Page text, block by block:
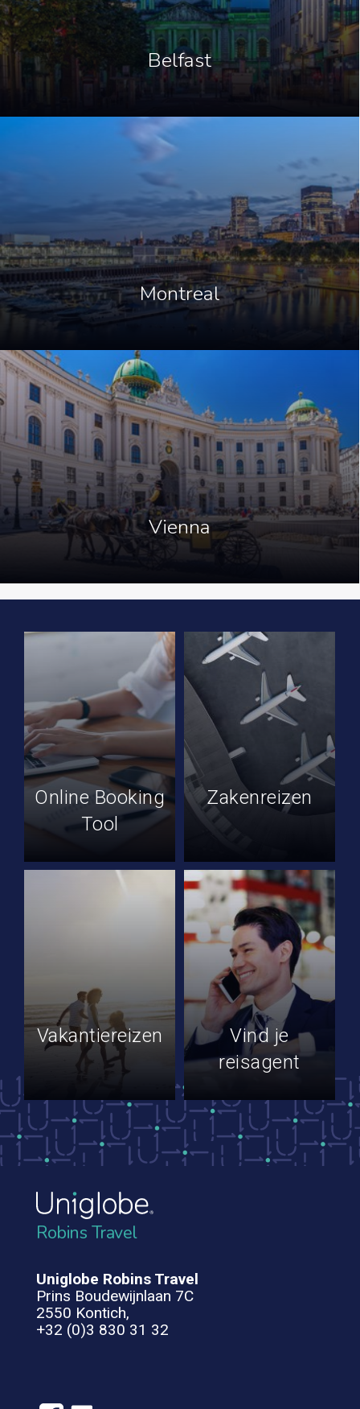
Belfast
Montreal
Vienna
Online Booking
Tool
Zakenreizen
Vakantiereizen
Vind je
reisagent
Robins Travel
Uniglobe Robins Travel
Prins Boudewijnlaan 7C
2550 Kontich,
+32 (0)3 830 31 32